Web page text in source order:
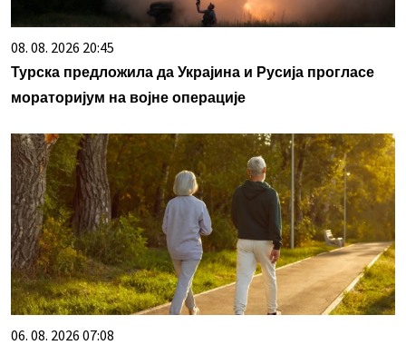
08. 08. 2026 20:45
Турска предложила да Украјина и Русија прогласе
мораторијум на војне операције
06. 08. 2026 07:08